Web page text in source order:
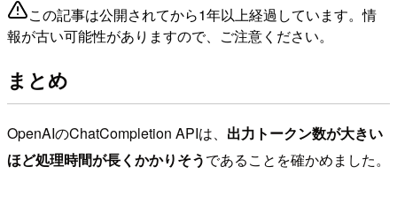
この記事は公開されてから1年以上経過しています。情
報が古い可能性がありますので、ご注意ください。
まとめ
OpenAIのChatCompletion APIは、 出力トークン数が大きい
ほど処理時間が長くかかりそうであることを確かめました。